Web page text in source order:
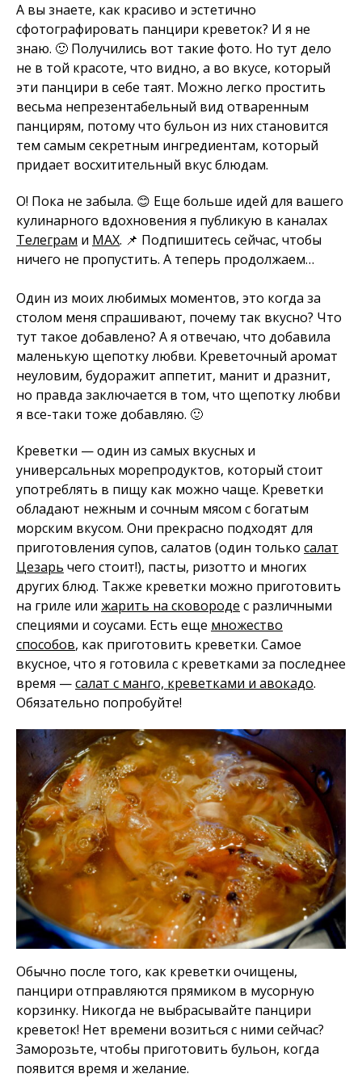
А вы знаете, как красиво и эстетично
сфотографировать панцири креветок? И я не
знаю. 🙂 Получились вот такие фото. Но тут дело
не в той красоте, что видно, а во вкусе, который
эти панцири в себе таят. Можно легко простить
весьма непрезентабельный вид отваренным
панцирям, потому что бульон из них становится
тем самым секретным ингредиентам, который
придает восхитительный вкус блюдам.
О! Пока не забыла. 😊 Еще больше идей для вашего
кулинарного вдохновения я публикую в каналах
Телеграм и MAX. 📌 Подпишитесь сейчас, чтобы
ничего не пропустить. А теперь продолжаем…
Один из моих любимых моментов, это когда за
столом меня спрашивают, почему так вкусно? Что
тут такое добавлено? А я отвечаю, что добавила
маленькую щепотку любви. Креветочный аромат
неуловим, будоражит аппетит, манит и дразнит,
но правда заключается в том, что щепотку любви
я все-таки тоже добавляю. 🙂
Креветки — один из самых вкусных и
универсальных морепродуктов, который стоит
употреблять в пищу как можно чаще. Креветки
обладают нежным и сочным мясом с богатым
морским вкусом. Они прекрасно подходят для
приготовления супов, салатов (один только салат
Цезарь чего стоит!), пасты, ризотто и многих
других блюд. Также креветки можно приготовить
на гриле или жарить на сковороде с различными
специями и соусами. Есть еще множество
способов, как приготовить креветки. Самое
вкусное, что я готовила с креветками за последнее
время —салат с манго, креветками и авокадо.
Обязательно попробуйте!
Обычно после того, как креветки очищены,
панцири отправляются прямиком в мусорную
корзинку. Никогда не выбрасывайте панцири
креветок! Нет времени возиться с ними сейчас?
Заморозьте, чтобы приготовить бульон, когда
появится время и желание.